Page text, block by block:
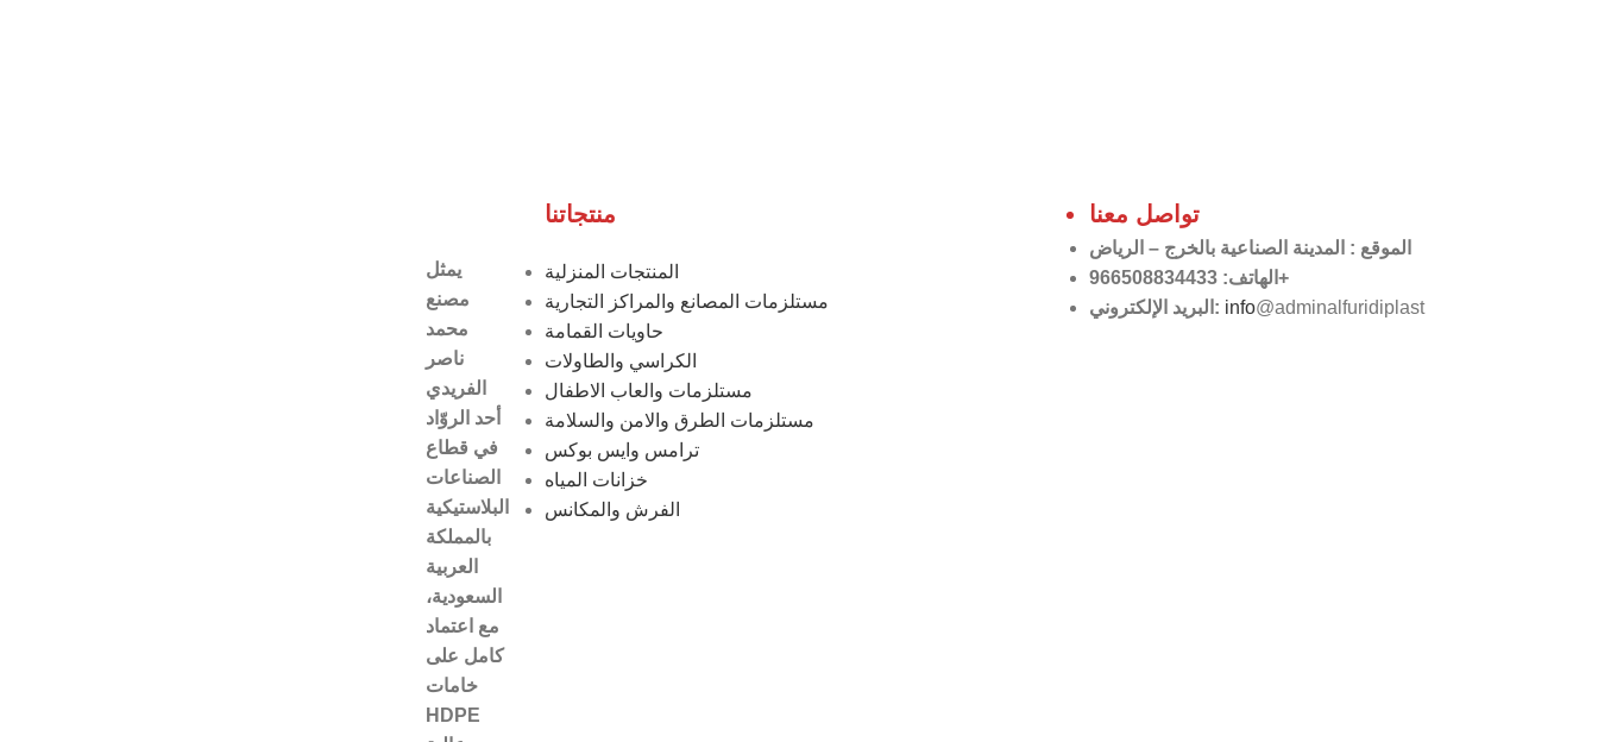
يمثل
مصنع
محمد
ناصر
الفريدي
أحد الروّاد
في قطاع
الصناعات
البلاستيكية
بالمملكة
العربية
السعودية،
مع اعتماد
كامل على
خامات
HDPE
منتجاتنا
المنتجات المنزلية
مستلزمات المصانع والمراكز التجارية
حاويات القمامة
الكراسي والطاولات
مستلزمات والعاب الاطفال
مستلزمات الطرق والامن والسلامة
ترامس وايس بوكس
خزانات المياه
الفرش والمكانس
تواصل معنا
الموقع : المدينة الصناعية بالخرج – الرياض
الهاتف: 966508834433+
البريد الإلكتروني: info@adminalfuridiplast